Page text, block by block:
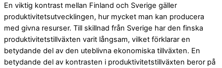
En viktig kontrast mellan Finland och Sverige gäller
produktivitetsutvecklingen, hur mycket man kan producera
med givna resurser. Till skillnad från Sverige har den finska
produktivitetstillväxten varit långsam, vilket förklarar en
betydande del av den uteblivna ekonomiska tillväxten. En
betydande del av kontrasten i produktivitetstillväxten beror på